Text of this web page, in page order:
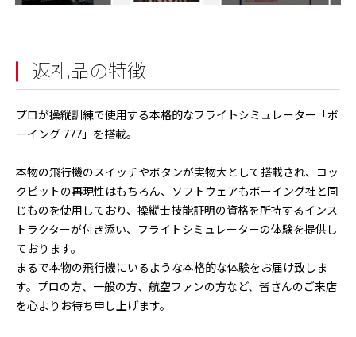
返礼品の特徴
プロが操縦訓練で使用する本格的なフライトシミュレーター「ボ
ーイング 777」を搭載。
本物の飛行機のスイッチやボタンが実物大として搭載され、コッ
クピットの再現性はもちろん、ソフトウェアもボーイング社と同
じものを使用しており、操縦士技能証明の資格を所持するインス
トラクターが付き添い、フライトシミュレーターの体験を提供し
ております。
まるで本物の飛行機にいるような本格的な体験をお届け致しま
す。プロの方、一般の方、航空ファンの方など、皆さんのご来店
を心よりお待ち申し上げます。